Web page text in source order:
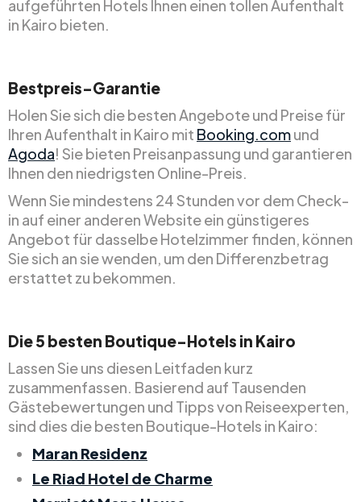
aufgeführten Hotels Ihnen einen tollen Aufenthalt
in Kairo bieten.
Bestpreis-Garantie
Holen Sie sich die besten Angebote und Preise für
Ihren Aufenthalt in Kairo mit Booking.comund
Agoda! Sie bieten Preisanpassung und garantieren
Ihnen den niedrigsten Online-Preis.
Wenn Sie mindestens 24 Stunden vor dem Check-
in auf einer anderen Website ein günstigeres
Angebot für dasselbe Hotelzimmer finden, können
Sie sich an sie wenden, um den Differenzbetrag
erstattet zu bekommen.
Die 5 besten Boutique-Hotels in Kairo
Lassen Sie uns diesen Leitfaden kurz
zusammenfassen. Basierend auf Tausenden
Gästebewertungen und Tipps von Reiseexperten,
sind dies die besten Boutique-Hotels in Kairo:
Maran Residenz
Le Riad Hotel de Charme